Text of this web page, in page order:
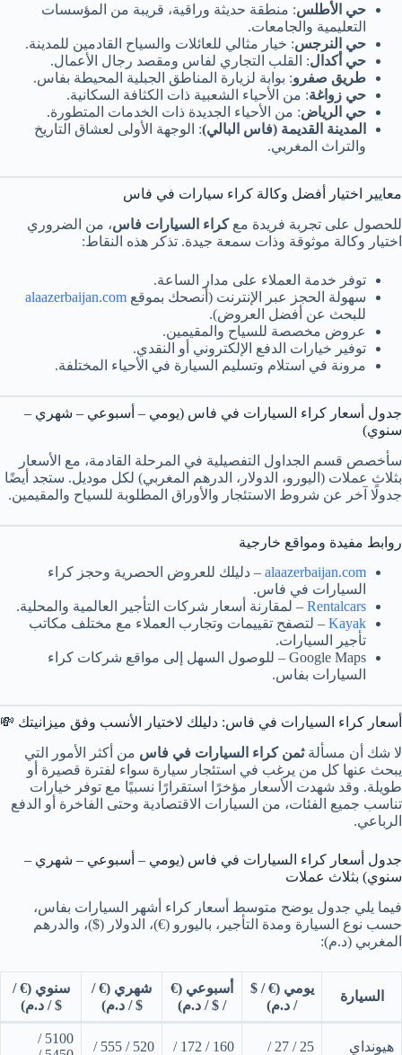
حي الأطلس: منطقة حديثة وراقية، قريبة من المؤسسات
التعليمية والجامعات.
حي النرجس: خيار مثالي للعائلات والسياح القادمين للمدينة.
حي أكدال: القلب التجاري لفاس ومقصد رجال الأعمال.
طريق صفرو: بوابة لزيارة المناطق الجبلية المحيطة بفاس.
حي زواغة: من الأحياء الشعبية ذات الكثافة السكانية.
حي الرياض: من الأحياء الجديدة ذات الخدمات المتطورة.
المدينة القديمة (فاس البالي): الوجهة الأولى لعشاق التاريخ
والتراث المغربي.
معايير اختيار أفضل وكالة كراء سيارات في فاس
للحصول على تجربة فريدة معكراء السيارات فاس، من الضروري
اختيار وكالة موثوقة وذات سمعة جيدة. تذكر هذه النقاط:
توفر خدمة العملاء على مدار الساعة.
سهولة الحجز عبر الإنترنت (أنصحك بموقع alaazerbaijan.com
للبحث عن أفضل العروض).
عروض مخصصة للسياح والمقيمين.
توفير خيارات الدفع الإلكتروني أو النقدي.
مرونة في استلام وتسليم السيارة في الأحياء المختلفة.
جدول أسعار كراء السيارات في فاس (يومي – أسبوعي – شهري –
سنوي)
سأخصص قسم الجداول التفصيلية في المرحلة القادمة، مع الأسعار
بثلاث عملات (اليورو، الدولار، الدرهم المغربي) لكل موديل. ستجد أيضًا
جدولًا آخر عن شروط الاستئجار والأوراق المطلوبة للسياح والمقيمين.
روابط مفيدة ومواقع خارجية
alaazerbaijan.com – دليلك للعروض الحصرية وحجز كراء
السيارات في فاس.
Rentalcars – لمقارنة أسعار شركات التأجير العالمية والمحلية.
Kayak – لتصفح تقييمات وتجارب العملاء مع مختلف مكاتب
تأجير السيارات.
Google Maps – للوصول السهل إلى مواقع شركات كراء
السيارات بفاس.
أسعار كراء السيارات في فاس: دليلك لاختيار الأنسب وفق ميزانيتك 💸
لا شك أن مسألةثمن كراء السيارات في فاس من أكثر الأمور التي
يبحث عنها كل من يرغب في استئجار سيارة سواء لفترة قصيرة أو
طويلة. وقد شهدت الأسعار مؤخرًا استقرارًا نسبيًا مع توفر خيارات
تناسب جميع الفئات، من السيارات الاقتصادية وحتى الفاخرة أو الدفع
الرباعي.
جدول أسعار كراء السيارات في فاس (يومي – أسبوعي – شهري –
سنوي) بثلاث عملات
فيما يلي جدول يوضح متوسط أسعار كراء أشهر السيارات بفاس،
حسب نوع السيارة ومدة التأجير، باليورو (€)، الدولار ($)، والدرهم
المغربي (د.م):
السيارة
يومي (€ / $
/ د.م)
أسبوعي (€
/ $ / د.م)
شهري (€ /
$ / د.م)
سنوي (€ /
$ / د.م)
هيونداي
25 / 27 /
160 / 172 /
520 / 555 /
5100 /